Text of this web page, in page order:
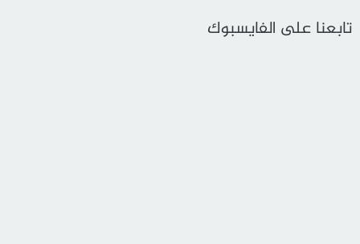
تابعنا على الفايسبوك